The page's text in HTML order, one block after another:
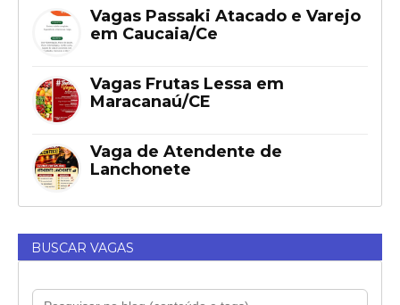
Vagas Passaki Atacado e Varejo
em Caucaia/Ce
Vagas Frutas Lessa em
Maracanaú/CE
Vaga de Atendente de
Lanchonete
BUSCAR VAGAS